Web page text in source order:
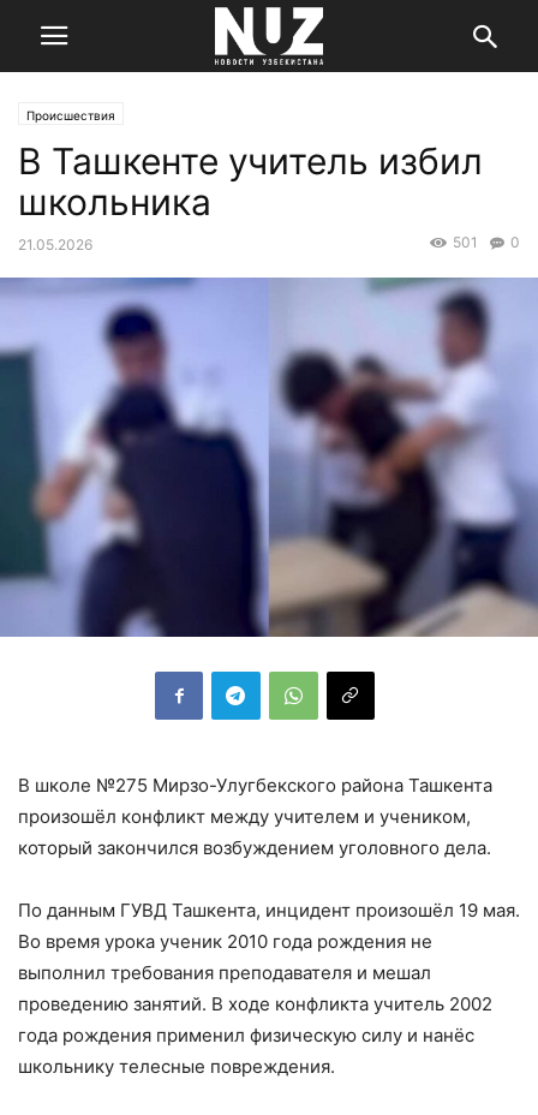
Происшествия
В Ташкенте учитель избил
школьника
21.05.2026 0
501
В школе №275 Мирзо-Улугбекского района Ташкента
произошёл конфликт между учителем и учеником,
который закончился возбуждением уголовного дела.
По данным ГУВД Ташкента, инцидент произошёл 19 мая.
Во время урока ученик 2010 года рождения не
выполнил требования преподавателя и мешал
проведению занятий. В ходе конфликта учитель 2002
года рождения применил физическую силу и нанёс
школьнику телесные повреждения.